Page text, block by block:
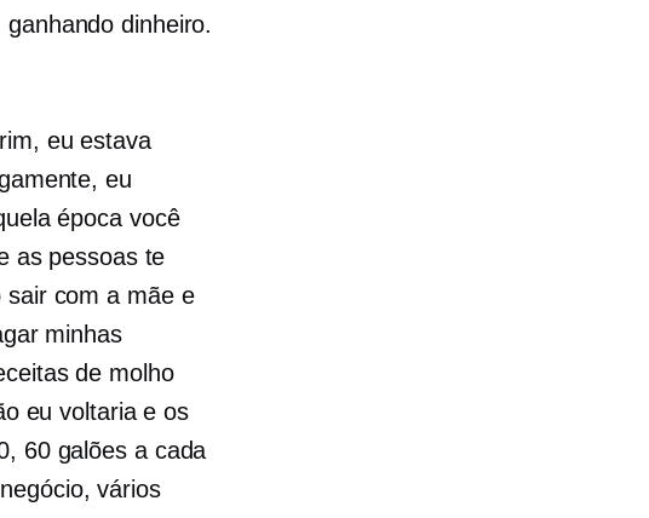
dinheiro.
eu estava
eu
época você
as pessoas te
sair com a mãe e
minhas
de molho
eu voltaria e os
60 galões a cada
vários